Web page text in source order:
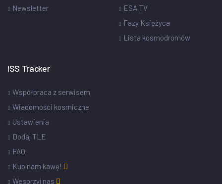
Newsletter
ESA TV
Fazy Księżyca
Lista kosmodromów
ISS Tracker
Współpraca z serwisem
Wiadomości kosmiczne
Ustawienia
Dodaj TLE
FAQ
Kup nam kawę!
Wesprzyj nas